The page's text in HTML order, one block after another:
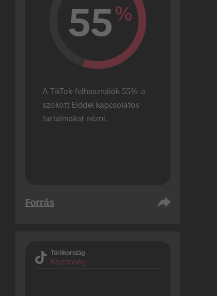
55%
A TikTok-felhasználók 55%-a
szokott Eiddel kapcsolatos
tartalmakat nézni.
Forrás
Törökország
Közönség